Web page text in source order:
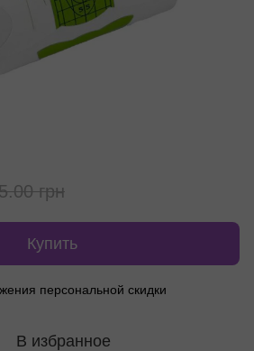
грн
Купить
персональной скидки
В избранное